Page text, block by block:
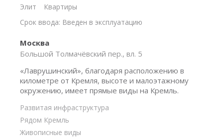
Элит
Квартиры
Срок ввода: Введен в эксплуатацию
Москва
Большой Толмачёвский пер., вл. 5
«Лаврушинский», благодаря расположению в
километре от Кремля, высоте и малоэтажному
окружению, имеет прямые виды на Кремль.
Развитая инфраструктура
Рядом Кремль
Живописные виды